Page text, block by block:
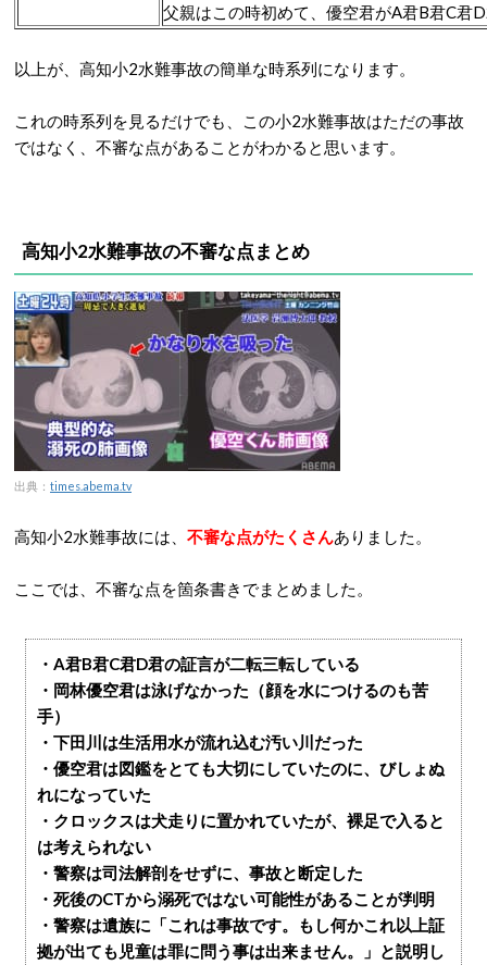
父親はこの時初めて、優空君がA君B君C君
以上が、高知小2水難事故の簡単な時系列になります。
これの時系列を見るだけでも、この小2水難事故はただの事故
ではなく、不審な点があることがわかると思います。
高知小2水難事故の不審な点まとめ
出典： times.abema.tv
高知小2水難事故には、 不審な点がたくさ んありました。
ここでは、不審な点を箇条書きでまとめました。
・A君B君C君D君の証言が二転三転している
・岡林優空君は泳げなかった（顔を水につけるのも苦
手）
・下田川は生活用水が流れ込む汚い川だった
・優空君は図鑑をとても大切にしていたのに、びしょぬ
れになっていた
・クロックスは犬走りに置かれていたが、裸足で入ると
は考えられない
・警察は司法解剖をせずに、事故と断定した
・死後のCTから溺死ではない可能性があることが判明
・警察は遺族に「これは事故です。もし何かこれ以上証
拠が出ても児童は罪に問う事は出来ません。」と説明し